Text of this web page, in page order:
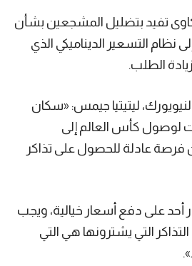
تفيد بتضليل المشجعين بشأن
نظام التسعير الديناميكي الذي
الطلب.
ليتيتيا جيمس: «سكان
لوصول كأس العالم إلى
عادلة للحصول على تذاكر
أحد على دفع أسعار خيالية، ويجب
التي يشترونها هي التي